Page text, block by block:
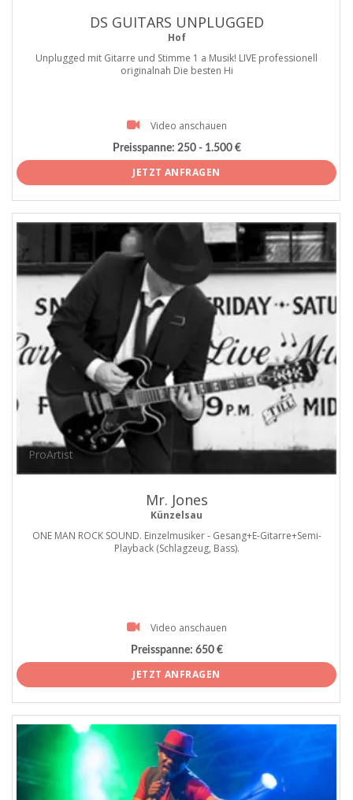
DS GUITARS UNPLUGGED
Hof
Unplugged mit Gitarre und Stimme 1 a Musik! LIVE professionell
originalnah Die besten Hi
Video anschauen
Preisspanne: 250 - 1.500 €
JETZT ANFRAGEN
ProArtist
Mr. Jones
Künzelsau
ONE MAN ROCK SOUND. Einzelmusiker - Gesang+E-Gitarre+Semi-
Playback (Schlagzeug, Bass).
Video anschauen
Preisspanne: 650 €
JETZT ANFRAGEN